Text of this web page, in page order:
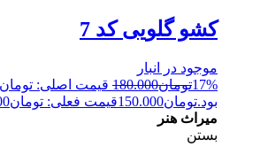
کشو گلویی کد 7
موجود در انبار
17%تومان180.000
بود.تومان150.000قیمت فعلی: تومان150.000.
میراث هنر
بستن